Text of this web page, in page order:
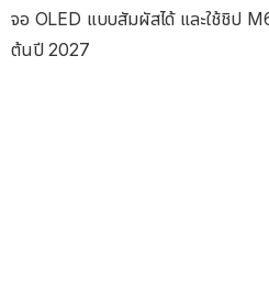
จอ OLED แบบสัมผัสได้ และใช้ชิป
ต้นปี 2027